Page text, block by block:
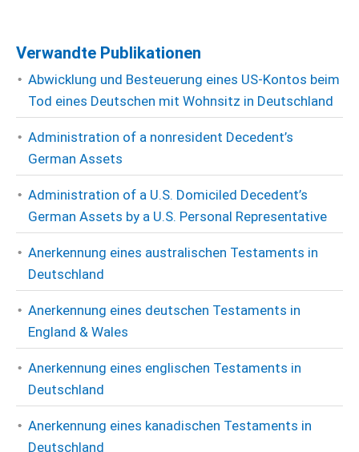
Verwandte Publikationen
Abwicklung und Besteuerung eines US-Kontos beim
Tod eines Deutschen mit Wohnsitz in Deutschland
Administration of a nonresident Decedent’s
German Assets
Administration of a U.S. Domiciled Decedent’s
German Assets by a U.S. Personal Representative
Anerkennung eines australischen Testaments in
Deutschland
Anerkennung eines deutschen Testaments in
England & Wales
Anerkennung eines englischen Testaments in
Deutschland
Anerkennung eines kanadischen Testaments in
Deutschland